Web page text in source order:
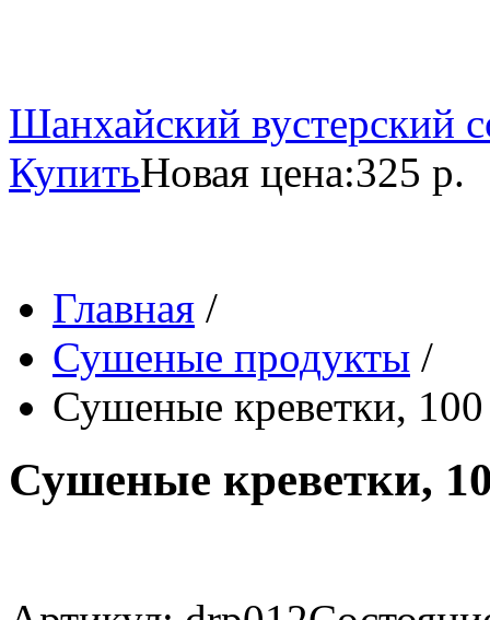
Шанхайский вустерский
КупитьНовая цена:325 р.
Главная /
Сушеные продукты /
Сушеные креветки, 100
Сушеные креветки,